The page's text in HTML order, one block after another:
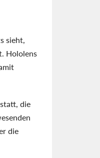
sieht,
Hololens
die
die